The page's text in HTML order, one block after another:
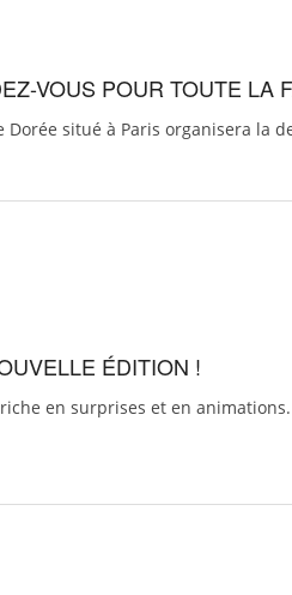
VOUS POUR TOUTE LA
situé à Paris organisera la
ÉDITION !
en surprises et en animations.